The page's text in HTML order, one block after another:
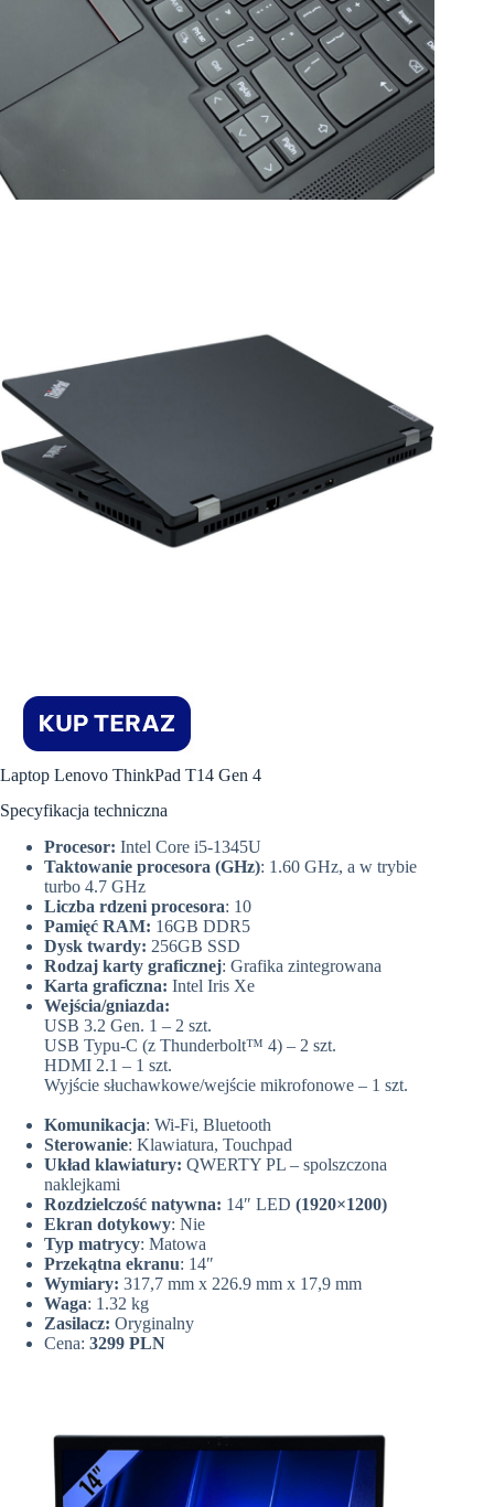
Laptop Lenovo ThinkPad T14 Gen 4
Specyfikacja techniczna
Procesor: Intel Core i5-1345U
Taktowanie procesora (GHz): 1.60 GHz, a w trybie
turbo 4.7 GHz
Liczba rdzeni procesora: 10
Pamięć RAM: 16GB DDR5
Dysk twardy: 256GB SSD
Rodzaj karty graficznej: Grafika zintegrowana
Karta graficzna: Intel Iris Xe
Wejścia/gniazda:
USB 3.2 Gen. 1 – 2 szt.
USB Typu-C (z Thunderbolt™ 4) – 2 szt.
HDMI 2.1 – 1 szt.
Wyjście słuchawkowe/wejście mikrofonowe – 1 szt.
Komunikacja: Wi-Fi, Bluetooth
Sterowanie: Klawiatura, Touchpad
Układ klawiatury: QWERTY PL – spolszczona
naklejkami
Rozdzielczość natywna: 14″ LED (1920×1200)
Ekran dotykowy: Nie
Typ matrycy: Matowa
Przekątna ekranu: 14″
Wymiary: 317,7 mm x 226.9 mm x 17,9 mm
Waga: 1.32 kg
Zasilacz: Oryginalny
Cena: 3299 PLN